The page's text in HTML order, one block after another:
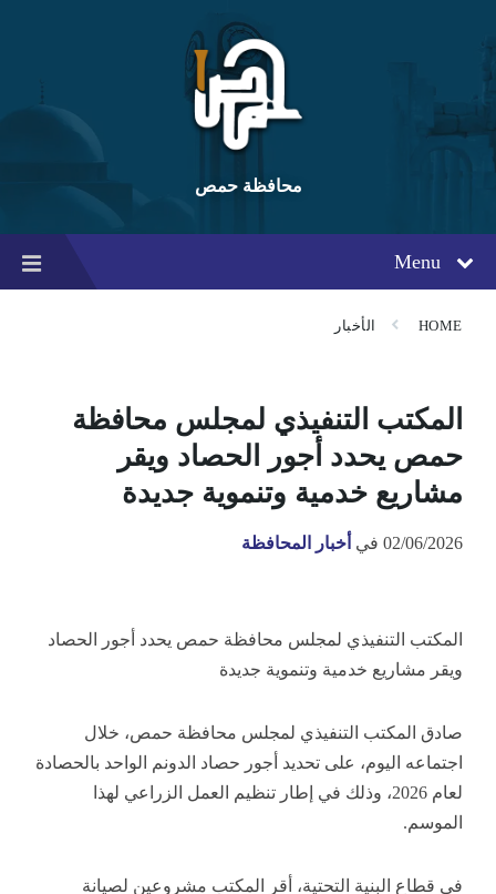
content
main
navigation
footer
محافظة حمص
Menu
HOME الأخبار
المكتب التنفيذي لمجلس محافظة
حمص يحدد أجور الحصاد ويقر
مشاريع خدمية وتنموية جديدة
02/06/2026 في أخبار المحافظة
المكتب التنفيذي لمجلس محافظة حمص يحدد أجور الحصاد
ويقر مشاريع خدمية وتنموية جديدة
صادق المكتب التنفيذي لمجلس محافظة حمص، خلال
اجتماعه اليوم، على تحديد أجور حصاد الدونم الواحد بالحصادة
لعام 2026، وذلك في إطار تنظيم العمل الزراعي لهذا
الموسم.
في قطاع البنية التحتية، أقر المكتب مشروعين لصيانة